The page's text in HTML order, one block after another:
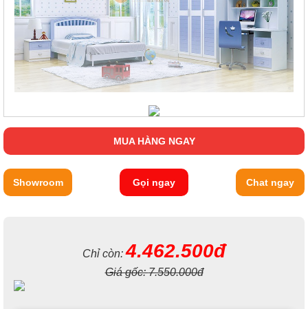
MUA HÀNG NGAY
Showroom Gọi ngay Chat ngay
Chỉ còn:4.462.500đ
Giá gốc:7.550.000đ